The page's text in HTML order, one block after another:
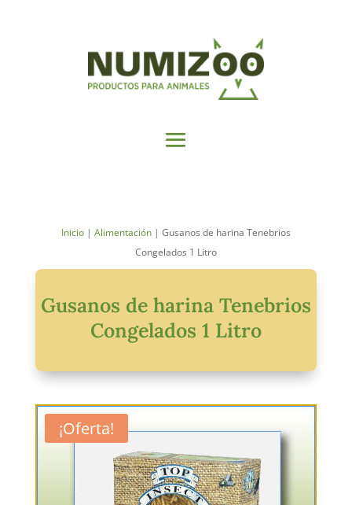
Inicio| Alimentación| Gusanos de harina Tenebrios
Congelados 1 Litro
Gusanos de harina Tenebrios
Congelados 1 Litro
¡Oferta!